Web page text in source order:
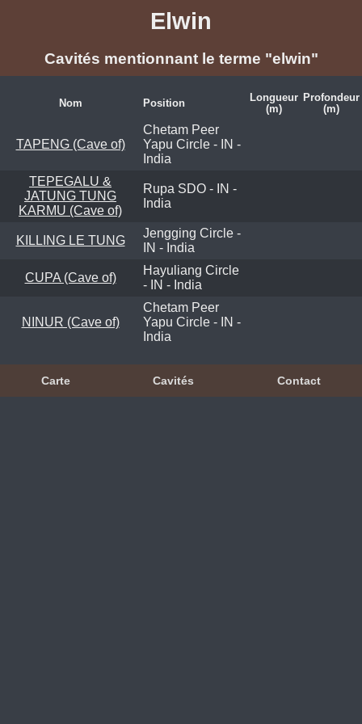
Elwin
Cavités mentionnant le terme "elwin"
Nom Position
Longueur
(m)
Profondeur
(m)
TAPENG (Cave of)
Chetam Peer
Yapu Circle - IN -
India
TEPEGALU &
JATUNG TUNG
KARMU (Cave of)
Rupa SDO - IN -
India
KILLING LE TUNG
Jengging Circle -
IN - India
CUPA (Cave of)
Hayuliang Circle
- IN - India
NINUR (Cave of)
Chetam Peer
Yapu Circle - IN -
India
Carte Cavités Contact